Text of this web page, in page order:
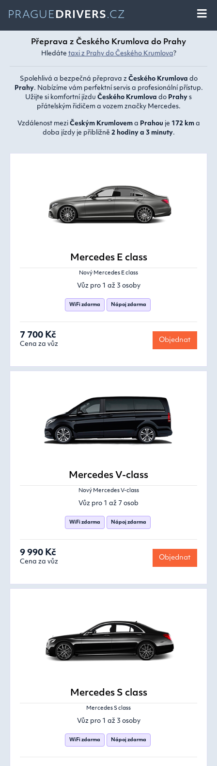
PRAGUE DRIVERS.CZ
Přeprava z Českého Krumlova do Prahy
Hledáte taxi z Prahy do Českého Krumlova?
Spolehlivá a bezpečná přeprava z Českého Krumlova do
Prahy. Nabízíme vám perfektní servis a profesionální přístup.
Užijte si komfortní jízdu Českého Krumlova do Prahy s
přátelským řidičem a vozem značky Mercedes.
Vzdálenost mezi Českým Krumlovema Prahou je 172 kma
doba jízdy je přibližně 2 hodiny a 3 minuty.
Mercedes E class
Nový Mercedes E class
Vůz pro 1 až 3 osoby
WiFi zdarma Nápoj zdarma
7 700 Kč
Cena za vůz
Objednat
Mercedes V-class
Nový Mercedes V-class
Vůz pro 1 až 7 osob
WiFi zdarma Nápoj zdarma
9 990 Kč
Cena za vůz
Objednat
Mercedes S class
Mercedes S class
Vůz pro 1 až 3 osoby
WiFi zdarma Nápoj zdarma